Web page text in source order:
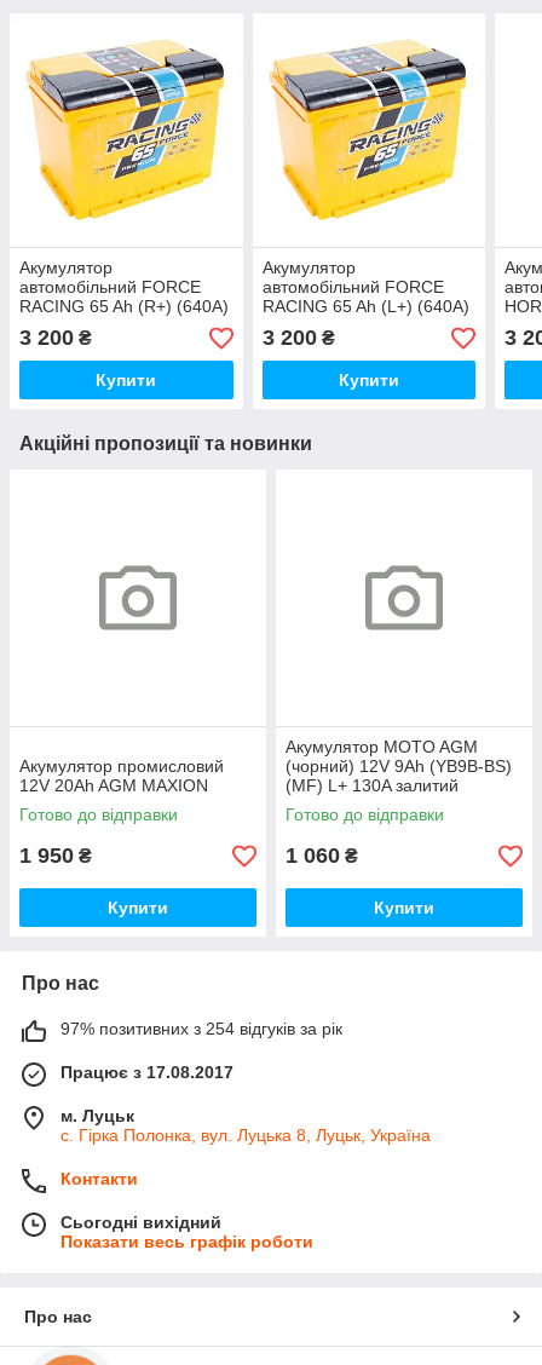
Акумулятор
автомобільний FORCE
RACING 65 Ah (R+) (640А)
3 200 ₴
Купити
Акумулятор
автомобільний FORCE
RACING 65 Ah (L+) (640А)
3 200₴
Купити
3
Акційні пропозиції та новинки
Акумулятор промисловий
12V 20Ah AGM MAXION
Готово до відправки
1 950 ₴
Купити
Акумулятор MOTO AGM
(чорний) 12V 9Ah (YB9B-ВS)
(MF) L+ 130A залитий
Готово до відправки
1 060 ₴
Купити
Про нас
97% позитивних з 254 відгуків за рік
Працює з 17.08.2017
м. Луцьк
с. Гірка Полонка, вул. Луцька 8, Луцьк, Україна
Контакти
Сьогодні вихідний
Показати весь графік роботи
Про нас